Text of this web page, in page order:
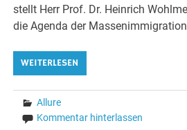
stellt Herr Prof. Dr. Heinrich
die Agenda der
WEITERLESEN
Allure
Kommentar hinterlassen